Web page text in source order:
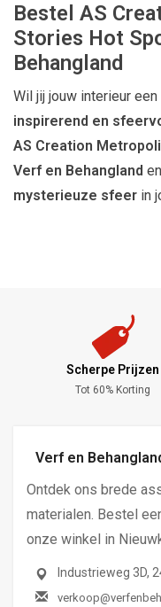
Bestel AS
Stories Hot
Behangland
Wil jij jouw interieur
inspirerend en
AS Creation
Verf en Behangland
mysterieuze sfeer in
Scherpe Prijzen
Tot 60% Korting
Verf en
Ontdek ons brede
materialen. Bestel
onze winkel in
Industrieweg 3D,